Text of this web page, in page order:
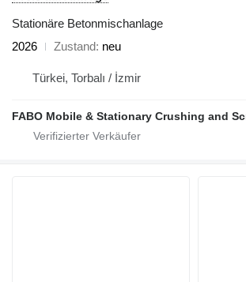
Stationäre Betonmischanlage
2026
Zustand neu
Türkei, Torbalı / İzmir